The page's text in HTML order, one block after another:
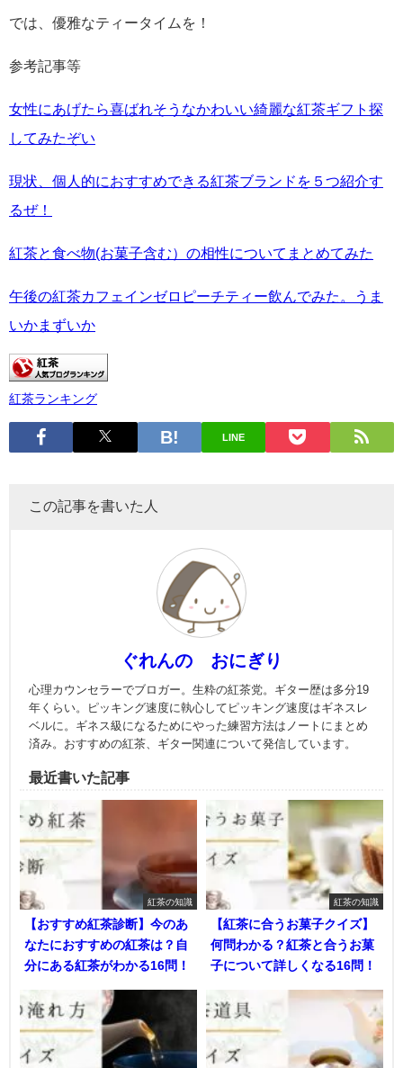
では、優雅なティータイムを！
参考記事等
女性にあげたら喜ばれそうなかわいい綺麗な紅茶ギフト探
してみたぞい
現状、個人的におすすめできる紅茶ブランドを５つ紹介す
るぜ！
紅茶と食べ物(お菓子含む）の相性についてまとめてみた
午後の紅茶カフェインゼロピーチティー飲んでみた。うま
いかまずいか
紅茶ランキング
LINE
この記事を書いた人
ぐれんの おにぎり
心理カウンセラーでブロガー。生粋の紅茶党。ギター歴は多分19
年くらい。ピッキング速度に執心してピッキング速度はギネスレ
ベルに。ギネス級になるためにやった練習方法はノートにまとめ
済み。おすすめの紅茶、ギター関連について発信しています。
最近書いた記事
紅茶の知識
【おすすめ紅茶診断】今のあ
なたにおすすめの紅茶は？自
分にある紅茶がわかる16問！
紅茶の知識
【紅茶に合うお菓子クイズ】
何問わかる？紅茶と合うお菓
子について詳しくなる16問！